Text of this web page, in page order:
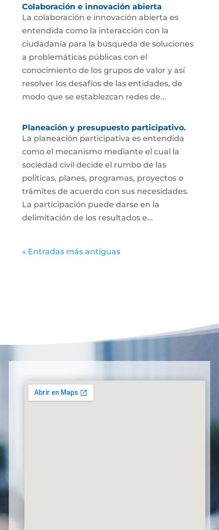
Colaboración e innovación abierta
La colaboración e innovación abierta es
entendida como la interacción con la
ciudadanía para la búsqueda de soluciones
a problemáticas públicas con el
conocimiento de los grupos de valor y así
resolver los desafíos de las entidades, de
modo que se establezcan redes de...
Planeación y presupuesto participativo.
La planeación participativa es entendida
como el mecanismo mediante el cual la
sociedad civil decide el rumbo de las
políticas, planes, programas, proyectos o
trámites de acuerdo con sus necesidades.
La participación puede darse en la
delimitación de los resultados e...
« Entradas más antiguas